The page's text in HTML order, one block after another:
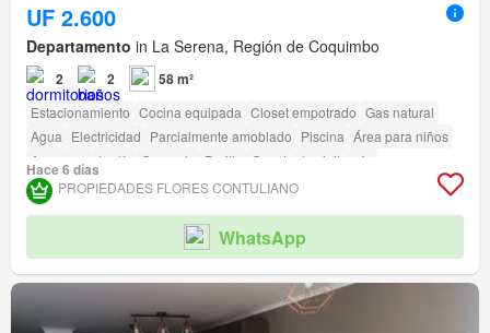
UF 2.600
Departamento in La Serena, Región de Coquimbo
2 2 58 m²
Estacionamiento Cocina equipada Closet empotrado Gas natural
Agua Electricidad Parcialmente amoblado Piscina Área para niños
Ascensor
Jardín Conserje Parilla
Caseta de vigilancia
Acceso para personas con discapacidad
Hace 6 días
PROPIEDADES FLORES CONTULIANO
WhatsApp